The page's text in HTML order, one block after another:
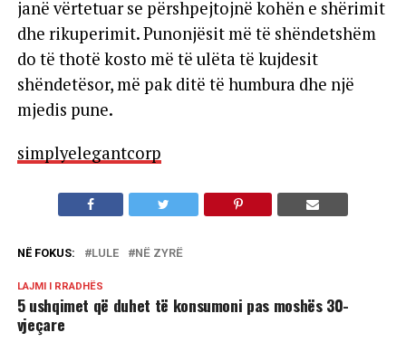
janë vërtetuar se përshpejtojnë kohën e shërimit
dhe rikuperimit. Punonjësit më të shëndetshëm
do të thotë kosto më të ulëta të kujdesit
shëndetësor, më pak ditë të humbura dhe një
mjedis pune.
simplyelegantcorp
NË FOKUS: LULE NË ZYRË
LAJMI I RRADHËS
5 ushqimet që duhet të konsumoni pas moshës 30-
vjeçare